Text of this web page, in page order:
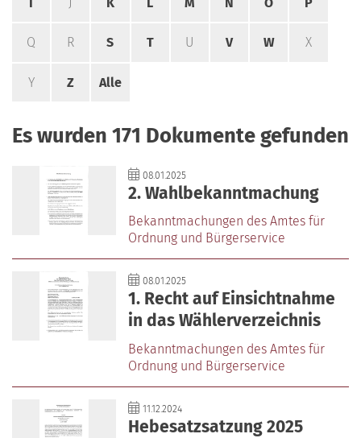
Q R S T U V W X
Y Z Alle
Es wurden 171 Dokumente gefunden
08.01.2025
2. Wahlbekanntmachung
Bekanntmachungen des Amtes für
Ordnung und Bürgerservice
08.01.2025
1. Recht auf Einsichtnahme
in das Wählerverzeichnis
Bekanntmachungen des Amtes für
Ordnung und Bürgerservice
11.12.2024
Hebesatzsatzung 2025